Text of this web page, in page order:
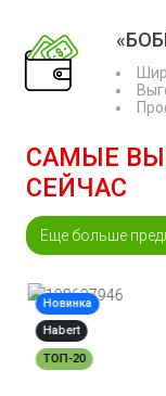
САМЫЕ
СЕЙЧАС
Еще больше
Новинка
Habert
ТОП-20